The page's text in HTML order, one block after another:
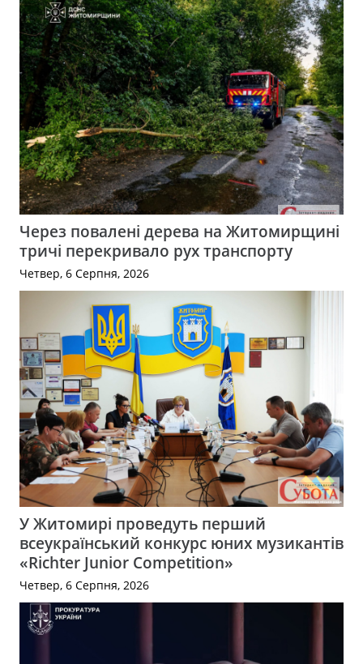
Через повалені дерева на Житомирщині
тричі перекривало рух транспорту
Четвер, 6 Серпня, 2026
У Житомирі проведуть перший
всеукраїнський конкурс юних музикантів
«Richter Junior Competition»
Четвер, 6 Серпня, 2026